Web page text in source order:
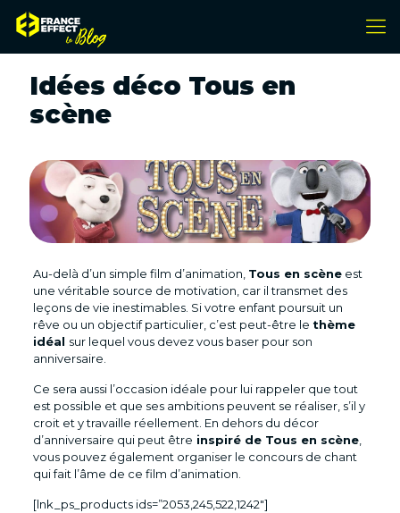
Idées déco Tous en
scène
Au-delà d’un simple film d’animation, Tous en scèneest
une véritable source de motivation, car il transmet des
leçons de vie inestimables. Si votre enfant poursuit un
rêve ou un objectif particulier, c’est peut-être le thème
idéal sur lequel vous devez vous baser pour son
anniversaire.
Ce sera aussi l’occasion idéale pour lui rappeler que tout
est possible et que ses ambitions peuvent se réaliser, s’il y
croit et y travaille réellement. En dehors du décor
d’anniversaire qui peut être inspiré de Tous en scène,
vous pouvez également organiser le concours de chant
qui fait l’âme de ce film d’animation.
[lnk_ps_products ids=”2053,245,522,1242″]